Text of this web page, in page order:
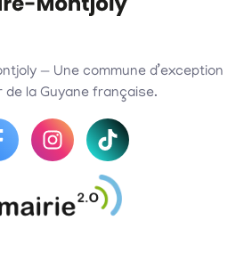
— Une commune d’exception
la Guyane française.